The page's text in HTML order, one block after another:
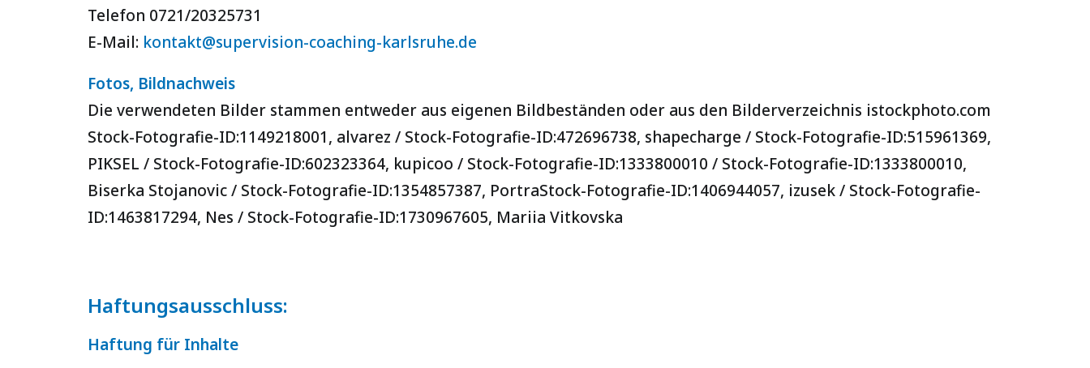
Telefon 0721/20325731
E-Mail: kontakt@supervision-coaching-karlsruhe.de
Fotos, Bildnachweis
Die verwendeten Bilder stammen entweder aus eigenen Bildbeständen oder aus den Bilderverzeichnis istockphoto.com
Stock-Fotografie-ID:1149218001, alvarez / Stock-Fotografie-ID:472696738, shapecharge / Stock-Fotografie-ID:515961369,
PIKSEL / Stock-Fotografie-ID:602323364, kupicoo / Stock-Fotografie-ID:1333800010 / Stock-Fotografie-ID:1333800010,
Biserka Stojanovic / Stock-Fotografie-ID:1354857387, PortraStock-Fotografie-ID:1406944057, izusek/ Stock-Fotografie-
ID:1463817294, Nes / Stock-Fotografie-ID:1730967605, Mariia Vitkovska
Haftungsausschluss:
Haftung für Inhalte